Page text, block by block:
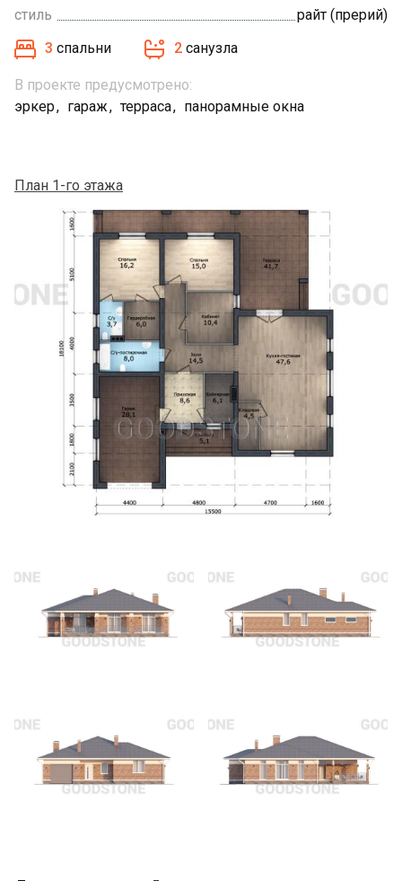
стиль
райт (прерий)
3 спальни 2 санузла
В проекте предусмотрено:
эркер
гараж терраса панорамные окна
План 1-го этажа